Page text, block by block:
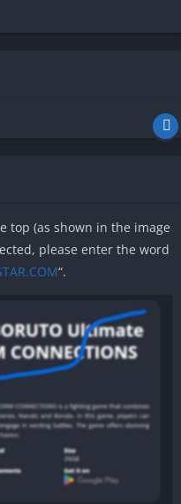
top (as shown in the image
please enter the word
“.